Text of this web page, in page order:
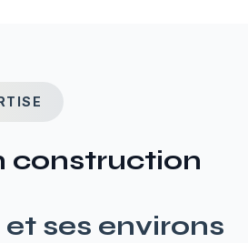
construction
et ses environs